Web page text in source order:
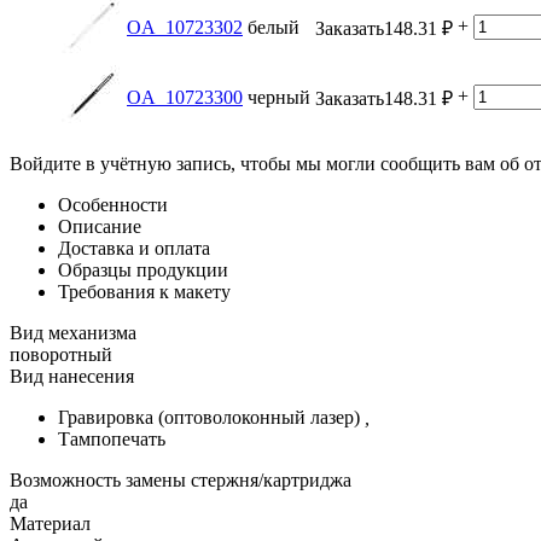
OA_10723302 белый Заказать148.31 ₽ +
OA_10723300 черный Заказать148.31 ₽ +
Войдите в учётную запись, чтобы мы могли сообщить вам об
Особенности
Описание
Доставка и оплата
Образцы продукции
Требования к макету
Вид механизма
поворотный
Вид нанесения
Гравировка (оптоволоконный лазер)
Тампопечать
Возможность замены стержня/картриджа
да
Материал